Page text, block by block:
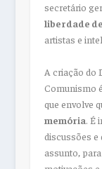
secretário
liberdade
artistas e
A criação do
Comunismo
que envolve
memória. É
discussões e
assunto,